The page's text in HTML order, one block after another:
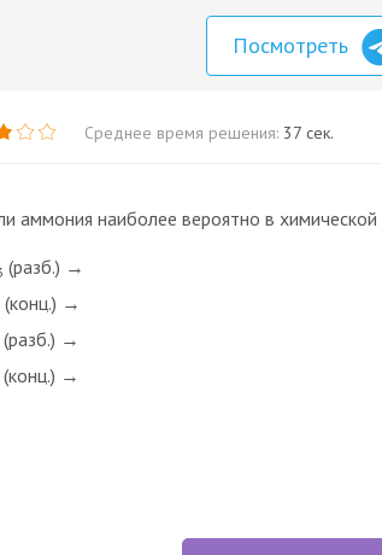
Посмотреть
Среднее время решения: 37 сек.
аммония наиболее вероятно в химической
(разб.) →
(конц.) →
(разб.) →
(конц.) →